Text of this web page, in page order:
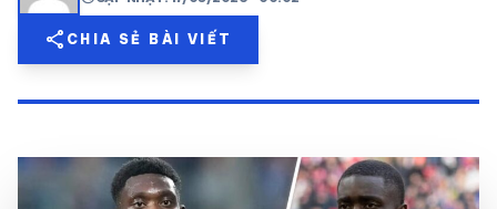
share mail
share CHIA SẺ BÀI VIẾT